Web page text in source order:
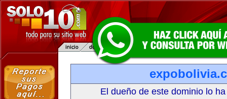
El dueño de este dominio lo